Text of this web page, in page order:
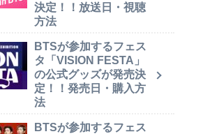
決定！！放送日・視聴
方法
BTSが参加するフェス
タ「VISION FESTA」
の公式グッズが発売決
定！！発売日・購入方
法
BTSが参加するフェス